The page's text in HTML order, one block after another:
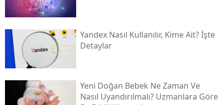
Yandex Nasıl Kullanılır, Kime Ait? İşte
Detaylar
Yeni Doğan Bebek Ne Zaman Ve
Nasıl Uyandırılmalı? Uzmanlara Göre